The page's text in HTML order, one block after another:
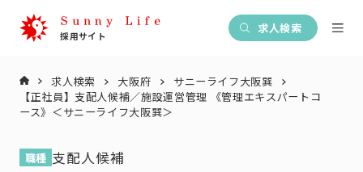
求人検索
求人検索 大阪府
サニーライフ大阪巽
【正社員】支配人候補／施設運営管理 《管理エキスパートコ
ース》＜サニーライフ大阪巽＞
職種 支配人候補